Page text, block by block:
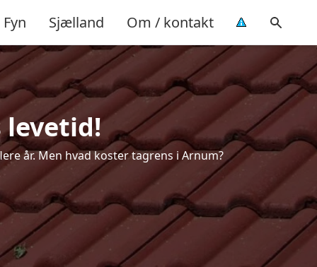
Fyn Sjælland Om / kontakt
år. Men hvad koster tagrens i Arnum?